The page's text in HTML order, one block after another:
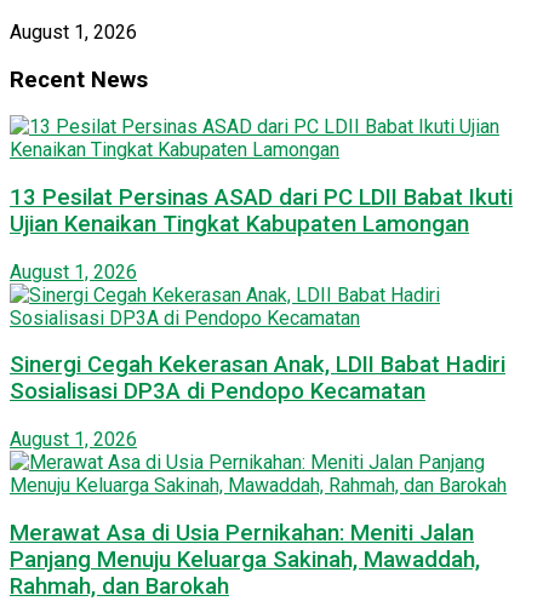
August 1, 2026
Recent News
13 Pesilat Persinas ASAD dari PC LDII Babat Ikuti
Ujian Kenaikan Tingkat Kabupaten Lamongan
August 1, 2026
Sinergi Cegah Kekerasan Anak, LDII Babat Hadiri
Sosialisasi DP3A di Pendopo Kecamatan
August 1, 2026
Merawat Asa di Usia Pernikahan: Meniti Jalan
Panjang Menuju Keluarga Sakinah, Mawaddah,
Rahmah, dan Barokah